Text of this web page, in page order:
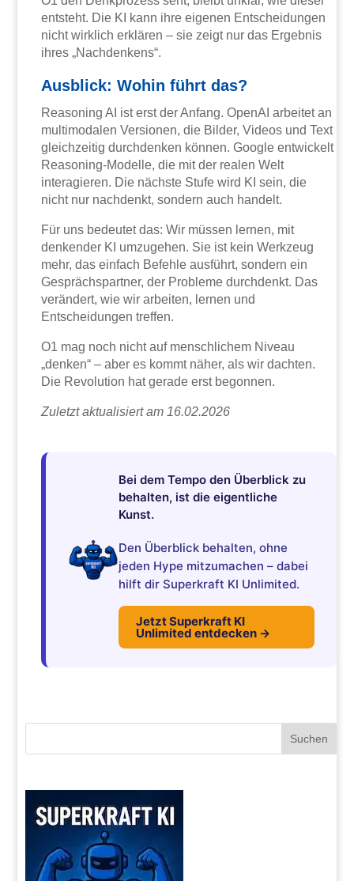
entsteht. Die KI kann ihre eigenen Entscheidungen
nicht wirklich erklären – sie zeigt nur das Ergebnis
ihres „Nachdenkens“.
Ausblick: Wohin führt das?
Reasoning AI ist erst der Anfang. OpenAI arbeitet an
multimodalen Versionen, die Bilder, Videos und Text
gleichzeitig durchdenken können. Google entwickelt
Reasoning-Modelle, die mit der realen Welt
interagieren. Die nächste Stufe wird KI sein, die
nicht nur nachdenkt, sondern auch handelt.
Für uns bedeutet das: Wir müssen lernen, mit
denkender KI umzugehen. Sie ist kein Werkzeug
mehr, das einfach Befehle ausführt, sondern ein
Gesprächspartner, der Probleme durchdenkt. Das
verändert, wie wir arbeiten, lernen und
Entscheidungen treffen.
O1 mag noch nicht auf menschlichem Niveau
„denken“ – aber es kommt näher, als wir dachten.
Die Revolution hat gerade erst begonnen.
Zuletzt aktualisiert am 16.02.2026
Bei dem Tempo den Überblick zu
behalten, ist die eigentliche
Kunst.
Den Überblick behalten, ohne
jeden Hype mitzumachen – dabei
hilft dir Superkraft KI Unlimited.
Jetzt Superkraft KI
Unlimited entdecken →